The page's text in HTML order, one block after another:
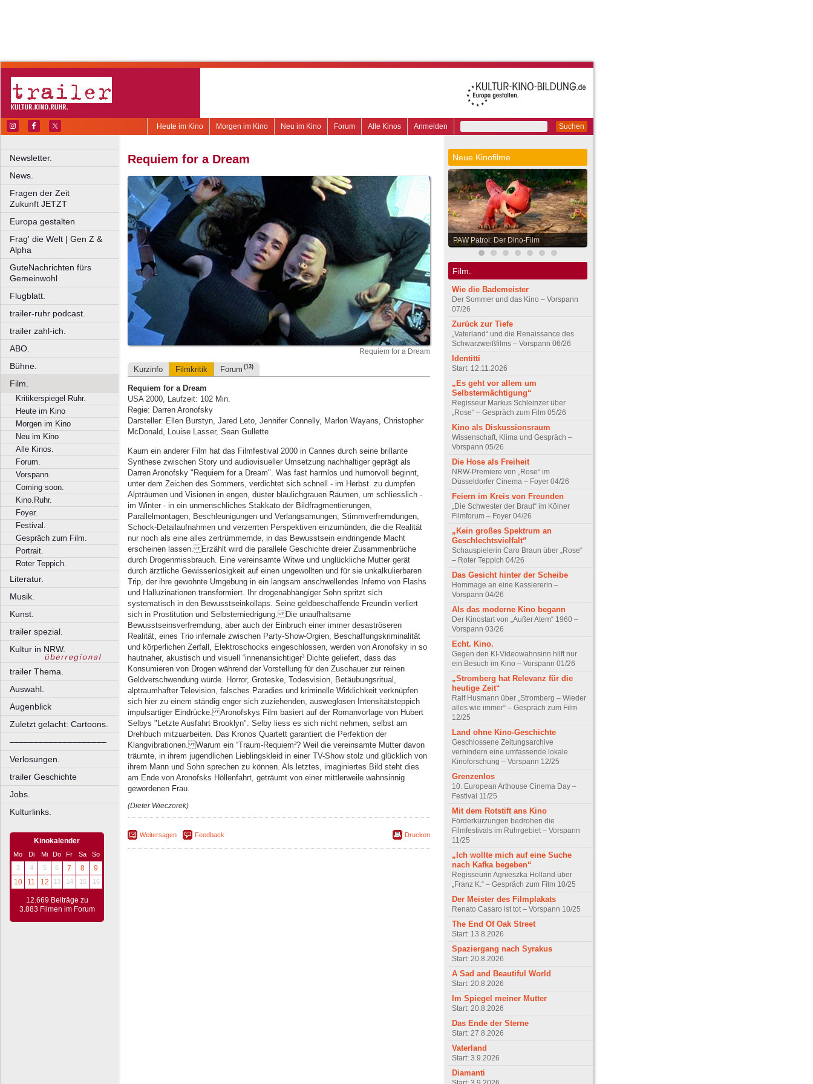
Suchen
Anmelden
Alle Kinos
Forum
Neu im Kino
Morgen im Kino
Heute im Kino
Newsletter.
News.
Fragen der Zeit
Zukunft JETZT
Europa gestalten
Frag' die Welt | Gen Z &
Alpha
GuteNachrichten fürs
Gemeinwohl
Flugblatt.
trailer-ruhr podcast.
trailer zahl-ich.
ABO.
Bühne.
Film.
Kritikerspiegel Ruhr.
Heute im Kino
Morgen im Kino
Neu im Kino
Alle Kinos.
Forum.
Vorspann.
Coming soon.
Kino.Ruhr.
Foyer.
Festival.
Gespräch zum Film.
Portrait.
Roter Teppich.
Literatur.
Musik.
Kunst.
trailer spezial.
Kultur in NRW.
trailer Thema.
Auswahl.
Augenblick
Zuletzt gelacht: Cartoons.
––––––––––––––––––––
Verlosungen.
trailer Geschichte
Jobs.
Kulturlinks.
Kinokalender
Mo Di Mi Do Fr Sa
So
3
4 5 6 7 8
9
10
11 12 13 14 15 16
12.669 Beiträge zu
3.883 Filmen im Forum
Requiem for a Dream
Requiem for a Dream
Kurzinfo Filmkritik Forum (13)
Requiem for a Dream
USA 2000, Laufzeit: 102 Min.
Regie: Darren Aronofsky
Darsteller: Ellen Burstyn, Jared Leto, Jennifer Connelly, Marlon Wayans, Christopher
McDonald, Louise Lasser, Sean Gullette
Kaum ein anderer Film hat das Filmfestival 2000 in Cannes durch seine brillante
Synthese zwischen Story und audiovisueller Umsetzung nachhaltiger geprägt als
Darren Aronofsky "Requiem for a Dream". Was fast harmlos und humorvoll beginnt,
unter dem Zeichen des Sommers, verdichtet sich schnell - im Herbst ­ zu dumpfen
Alpträumen und Visionen in engen, düster bläulichgrauen Räumen, um schliesslich ­
im Winter - in ein unmenschliches Stakkato der Bildfragmentierungen,
Parallelmontagen, Beschleunigungen und Verlangsamungen, Stimmverfremdungen,
Schock-Detailaufnahmen und verzerrten Perspektiven einzumünden, die die Realität
nur noch als eine alles zertrümmernde, in das Bewusstsein eindringende Macht
erscheinen lassen. Erzählt wird die parallele Geschichte dreier Zusammenbrüche
durch Drogenmissbrauch. Eine vereinsamte Witwe und unglückliche Mutter gerät
durch ärztliche Gewissenlosigkeit auf einen ungewollten und für sie unkalkulierbaren
Trip, der ihre gewohnte Umgebung in ein langsam anschwellendes Inferno von Flashs
und Halluzinationen transformiert. Ihr drogenabhängiger Sohn spritzt sich
systematisch in den Bewusstseinkollaps. Seine geldbeschaffende Freundin verliert
sich in Prostitution und Selbsterniedrigung. Die unaufhaltsame
Bewusstseinsverfremdung, aber auch der Einbruch einer immer desaströseren
Realität, eines Trio infernale zwischen Party-Show-Orgien, Beschaffungskriminalität
und körperlichen Zerfall, Elektroschocks eingeschlossen, werden von Aronofsky in so
hautnaher, akustisch und visuell “innenansichtiger³ Dichte geliefert, dass das
Konsumieren von Drogen während der Vorstellung für den Zuschauer zur reinen
Geldverschwendung würde. Horror, Groteske, Todesvision, Betäubungsritual,
alptraumhafter Television, falsches Paradies und kriminelle Wirklichkeit verknüpfen
sich hier zu einem ständig enger sich zuziehenden, ausweglosen Intensitätsteppich
impulsartiger Eindrücke. Aronofskys Film basiert auf der Romanvorlage von Hubert
Selbys "Letzte Ausfahrt Brooklyn". Selby liess es sich nicht nehmen, selbst am
Drehbuch mitzuarbeiten. Das Kronos Quartett garantiert die Perfektion der
Klangvibrationen. Warum ein “Traum-Requiem³? Weil die vereinsamte Mutter davon
träumte, in ihrem jugendlichen Lieblingskleid in einer TV-Show stolz und glücklich von
ihrem Mann und Sohn sprechen zu können. Als letztes, imaginiertes Bild steht dies
am Ende von Aronofsks Höllenfahrt, geträumt von einer mittlerweile wahnsinnig
gewordenen Frau.
(Dieter Wieczorek)
Weitersagen Feedback Drucken
Neue Kinofilme
PAW Patrol: Der Dino-Film
Film.
Wie die Bademeister
Der Sommer und das Kino – Vorspann
07/26
Zurück zur Tiefe
„Vaterland“ und die Renaissance des
Schwarzweißfilms – Vorspann 06/26
Identitti
Start: 12.11.2026
„Es geht vor allem um
Selbstermächtigung“
Regisseur Markus Schleinzer über
„Rose“ – Gespräch zum Film 05/26
Kino als Diskussionsraum
Wissenschaft, Klima und Gespräch –
Vorspann 05/26
Die Hose als Freiheit
NRW-Premiere von „Rose“ im
Düsseldorfer Cinema – Foyer 04/26
Feiern im Kreis von Freunden
„Die Schwester der Braut“ im Kölner
Filmforum – Foyer 04/26
„Kein großes Spektrum an
Geschlechtsvielfalt“
Schauspielerin Caro Braun über „Rose“
– Roter Teppich 04/26
Das Gesicht hinter der Scheibe
Hommage an eine Kassiererin –
Vorspann 04/26
Als das moderne Kino begann
Der Kinostart von „Außer Atem“ 1960 –
Vorspann 03/26
Echt. Kino.
Gegen den KI-Videowahnsinn hilft nur
ein Besuch im Kino – Vorspann 01/26
„Stromberg hat Relevanz für die
heutige Zeit“
Ralf Husmann über „Stromberg – Wieder
alles wie immer“ – Gespräch zum Film
12/25
Land ohne Kino-Geschichte
Geschlossene Zeitungsarchive
verhindern eine umfassende lokale
Kinoforschung – Vorspann 12/25
Grenzenlos
10. European Arthouse Cinema Day –
Festival 11/25
Mit dem Rotstift ans Kino
Förderkürzungen bedrohen die
Filmfestivals im Ruhrgebiet – Vorspann
11/25
„Ich wollte mich auf eine Suche
nach Kafka begeben“
Regisseurin Agnieszka Holland über
„Franz K.“ – Gespräch zum Film 10/25
Der Meister des Filmplakats
Renato Casaro ist tot – Vorspann 10/25
The End Of Oak Street
Start: 13.8.2026
Spaziergang nach Syrakus
Start: 20.8.2026
A Sad and Beautiful World
Start: 20.8.2026
Im Spiegel meiner Mutter
Start: 20.8.2026
Das Ende der Sterne
Start: 27.8.2026
Vaterland
Start: 3.9.2026
Diamanti